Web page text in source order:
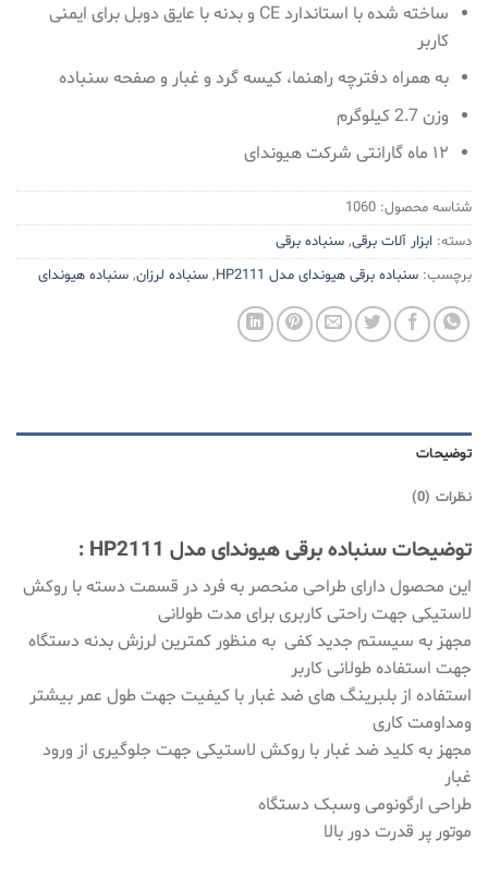
ساخته شده با استاندارد CE و بدنه با عایق دوبل برای ایمنی
کاربر
به همراه دفترچه راهنما، کیسه گرد و غبار و صفحه سنباده
وزن 2.7 کیلوگرم
۱۲ ماه گارانتی شرکت هیوندای
شناسه محصول: 1060
دسته: ابزار آلات برقی, سنباده برقی
برچسب: سنباده برقی هیوندای مدل HP2111 , سنباده لرزان, سنباده هیوندای
توضیحات
نظرات (0)
توضیحات سنباده برقی هیوندای مدل HP2111 :
این محصول دارای طراحی منحصر به فرد در قسمت دسته با روکش
لاستیکی جهت راحتی کاربری برای مدت طولانی
مجهز به سیستم جدید کفی به منظور کمترین لرزش بدنه دستگاه
جهت استفاده طولانی کاربر
استفاده از بلبرینگ های ضد غبار با کیفیت جهت طول عمر بیشتر
ومداومت کاری
مجهز به کلید ضد غبار با روکش لاستیکی جهت جلوگیری از ورود
غبار
طراحی ارگونومی وسبک دستگاه
موتور پر قدرت دور بالا